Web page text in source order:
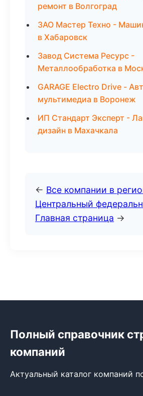
ремонт в Волгоград
ЗАО Мастер Техно -
в Хабаровск
Завод Система Ресурс -
Металлообработка в
GARAGE Electro Drive -
мультимедиа в Воронеж
ИП Стандарт Эксперт -
дизайн в Махачкала
← Все компании в
Центральный
Главная страница →
Полный справочник
компаний
Актуальный каталог компаний